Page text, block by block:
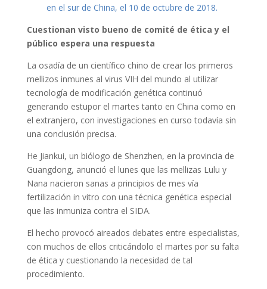
en el sur de China, el 10 de octubre de 2018.
Cuestionan visto bueno de comité de ética y el
público espera una respuesta
La osadía de un científico chino de crear los primeros
mellizos inmunes al virus VIH del mundo al utilizar
tecnología de modificación genética continuó
generando estupor el martes tanto en China como en
el extranjero, con investigaciones en curso todavía sin
una conclusión precisa.
He Jiankui, un biólogo de Shenzhen, en la provincia de
Guangdong, anunció el lunes que las mellizas Lulu y
Nana nacieron sanas a principios de mes vía
fertilización in vitro con una técnica genética especial
que las inmuniza contra el SIDA.
El hecho provocó aireados debates entre especialistas,
con muchos de ellos criticándolo el martes por su falta
de ética y cuestionando la necesidad de tal
procedimiento.